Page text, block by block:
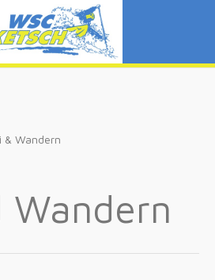
& Wandern
Wandern